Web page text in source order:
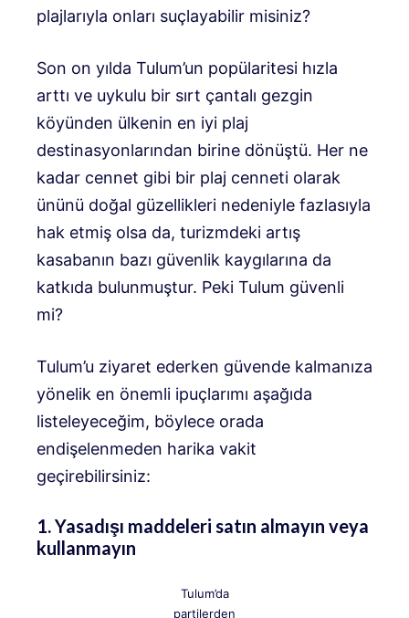
plajlarıyla onları suçlayabilir misiniz?
Son on yılda Tulum’un popülaritesi hızla
arttı ve uykulu bir sırt çantalı gezgin
köyünden ülkenin en iyi plaj
destinasyonlarından birine dönüştü. Her ne
kadar cennet gibi bir plaj cenneti olarak
ününü doğal güzellikleri nedeniyle fazlasıyla
hak etmiş olsa da, turizmdeki artış
kasabanın bazı güvenlik kaygılarına da
katkıda bulunmuştur. Peki Tulum güvenli
mi?
Tulum’u ziyaret ederken güvende kalmanıza
yönelik en önemli ipuçlarımı aşağıda
listeleyeceğim, böylece orada
endişelenmeden harika vakit
geçirebilirsiniz:
1. Yasadışı maddeleri satın almayın veya
kullanmayın
Tulum’da
partilerden